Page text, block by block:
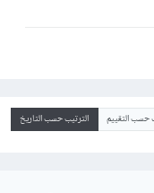
حسب التقييم الترتيب حسب التاريخ